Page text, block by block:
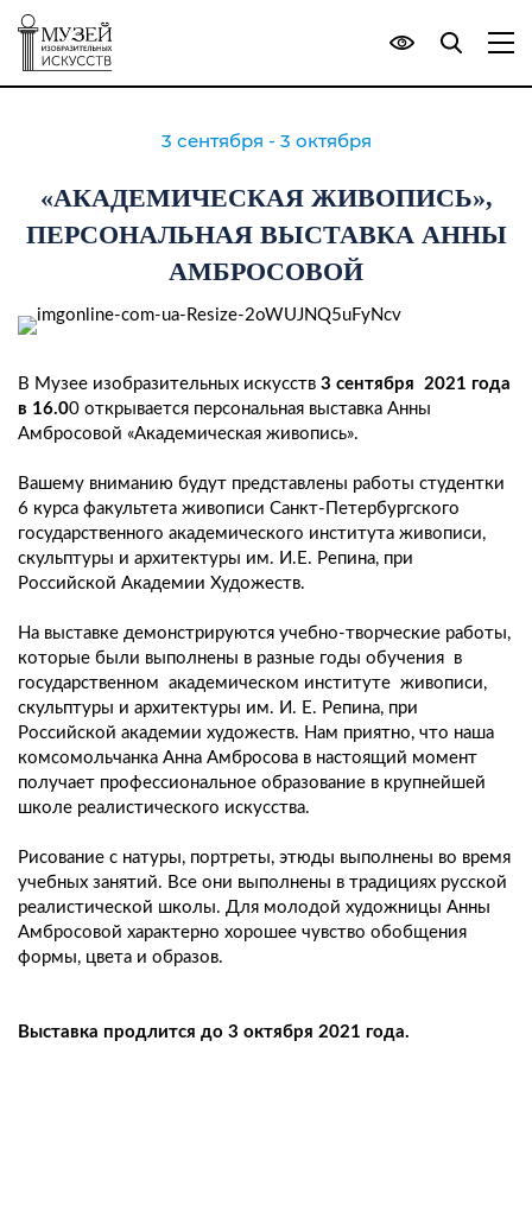
3 сентября - 3 октября
«АКАДЕМИЧЕСКАЯ ЖИВОПИСЬ»,
ПЕРСОНАЛЬНАЯ ВЫСТАВКА АННЫ
АМБРОСОВОЙ
В Музее изобразительных искусств 3 сентября 2021 года
в 16.00 открывается персональная выставка Анны
Амбросовой «Академическая живопись».
Вашему вниманию будут представлены работы студентки
6 курса факультета живописи Санкт-Петербургского
государственного академического института живописи,
скульптуры и архитектуры им. И.Е. Репина, при
Российской Академии Художеств.
На выставке демонстрируются учебно-творческие работы,
которые были выполнены в разные годы обучения в
государственном академическом институте живописи,
скульптуры и архитектуры им. И. Е. Репина, при
Российской академии художеств. Нам приятно, что наша
комсомольчанка Анна Амбросова в настоящий момент
получает профессиональное образование в крупнейшей
школе реалистического искусства.
Рисование с натуры, портреты, этюды выполнены во время
учебных занятий. Все они выполнены в традициях русской
реалистической школы. Для молодой художницы Анны
Амбросовой характерно хорошее чувство обобщения
формы, цвета и образов.
Выставка продлится до 3 октября 2021 года.